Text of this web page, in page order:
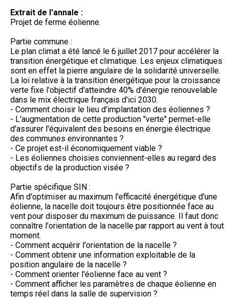
Extrait de l'annale :
Projet de ferme éolienne.
Partie commune :
Le plan climat a été lancé le 6 juillet 2017 pour accélérer la
transition énergétique et climatique. Les enjeux climatiques
sont en effet la pierre angulaire de la solidarité universelle.
La loi relative à la transition énergétique pour la croissance
verte fixe l'objectif d'atteindre 40% d'énergie renouvelable
dans le mix électrique français d'ici 2030.
- Comment choisir le lieu d'implantation des éoliennes ?
- L'augmentation de cette production "verte" permet-elle
d'assurer l'équivalent des besoins en énergie électrique
des communes environnantes ?
- Ce projet est-il économiquement viable ?
- Les éoliennes choisies conviennent-elles au regard des
objectifs de la production visée ?
Partie spécifique SIN :
Afin d'optimiser au maximum l'efficacité énergétique d'une
éolienne, la nacelle doit toujours être positionnée face au
vent pour disposer du maximum de puissance. Il faut donc
connaître l'orientation de la nacelle par rapport au vent à tout
moment.
- Comment acquérir l'orientation de la nacelle ?
- Comment obtenir une information exploitable de la
position angulaire de la nacelle ?
- Comment orienter l'éolienne face au vent ?
- Comment afficher les paramètres de chaque éolienne en
temps réel dans la salle de supervision ?